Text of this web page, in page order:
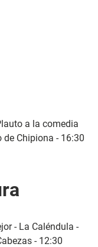
a la comedia
Chipiona - 16:30
- La Caléndula -
- 12:30